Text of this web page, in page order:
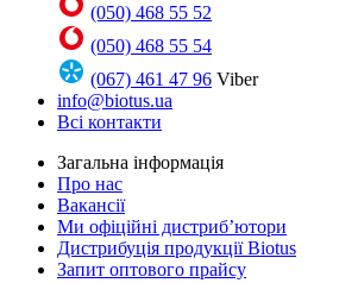
(050) 468 55 52
(050) 468 55 54
(067) 461 47 96 Viber
info@biotus.ua
Всі контакти
Загальна інформація
Про нас
Вакансії
Ми офіційні дистриб’ютори
Дистрибуція продукції Biotus
Запит оптового прайсу